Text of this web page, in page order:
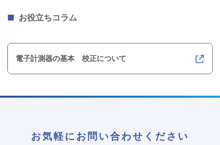
お役立ちコラム
電子計測器の基本 校正について
お気軽にお問い合わせください